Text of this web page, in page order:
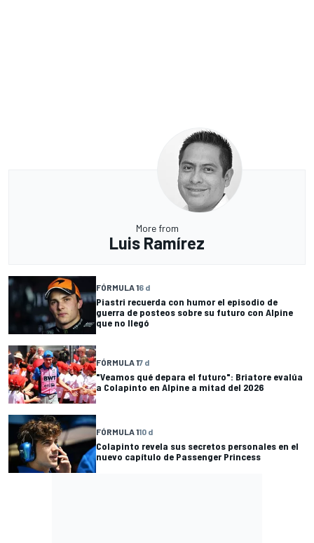
More from
Luis Ramírez
FÓRMULA 16 d
Piastri recuerda con humor el episodio de
guerra de posteos sobre su futuro con Alpine
que no llegó
FÓRMULA 17 d
"Veamos qué depara el futuro": Briatore evalúa
a Colapinto en Alpine a mitad del 2026
FÓRMULA 110 d
Colapinto revela sus secretos personales en el
nuevo capítulo de Passenger Princess